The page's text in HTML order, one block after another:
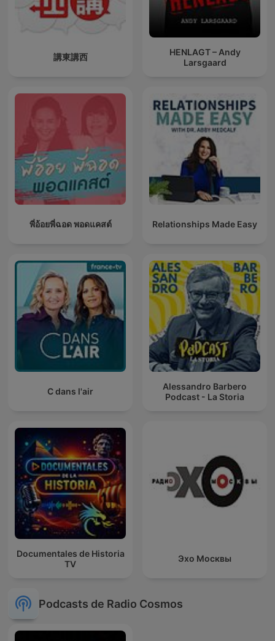
講東講西
HENLAGT – Andy
Larsgaard
พี่อ้อยพี่ฉอด พอดแคสต์ Relationships Made Easy
C dans l'air
Alessandro Barbero
Podcast - La Storia
Documentales de Historia
TV
Эхо Москвы
Podcasts de Radio Cosmos